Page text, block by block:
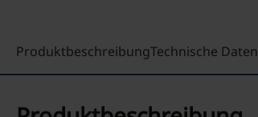
ProduktbeschreibungTechnische Daten